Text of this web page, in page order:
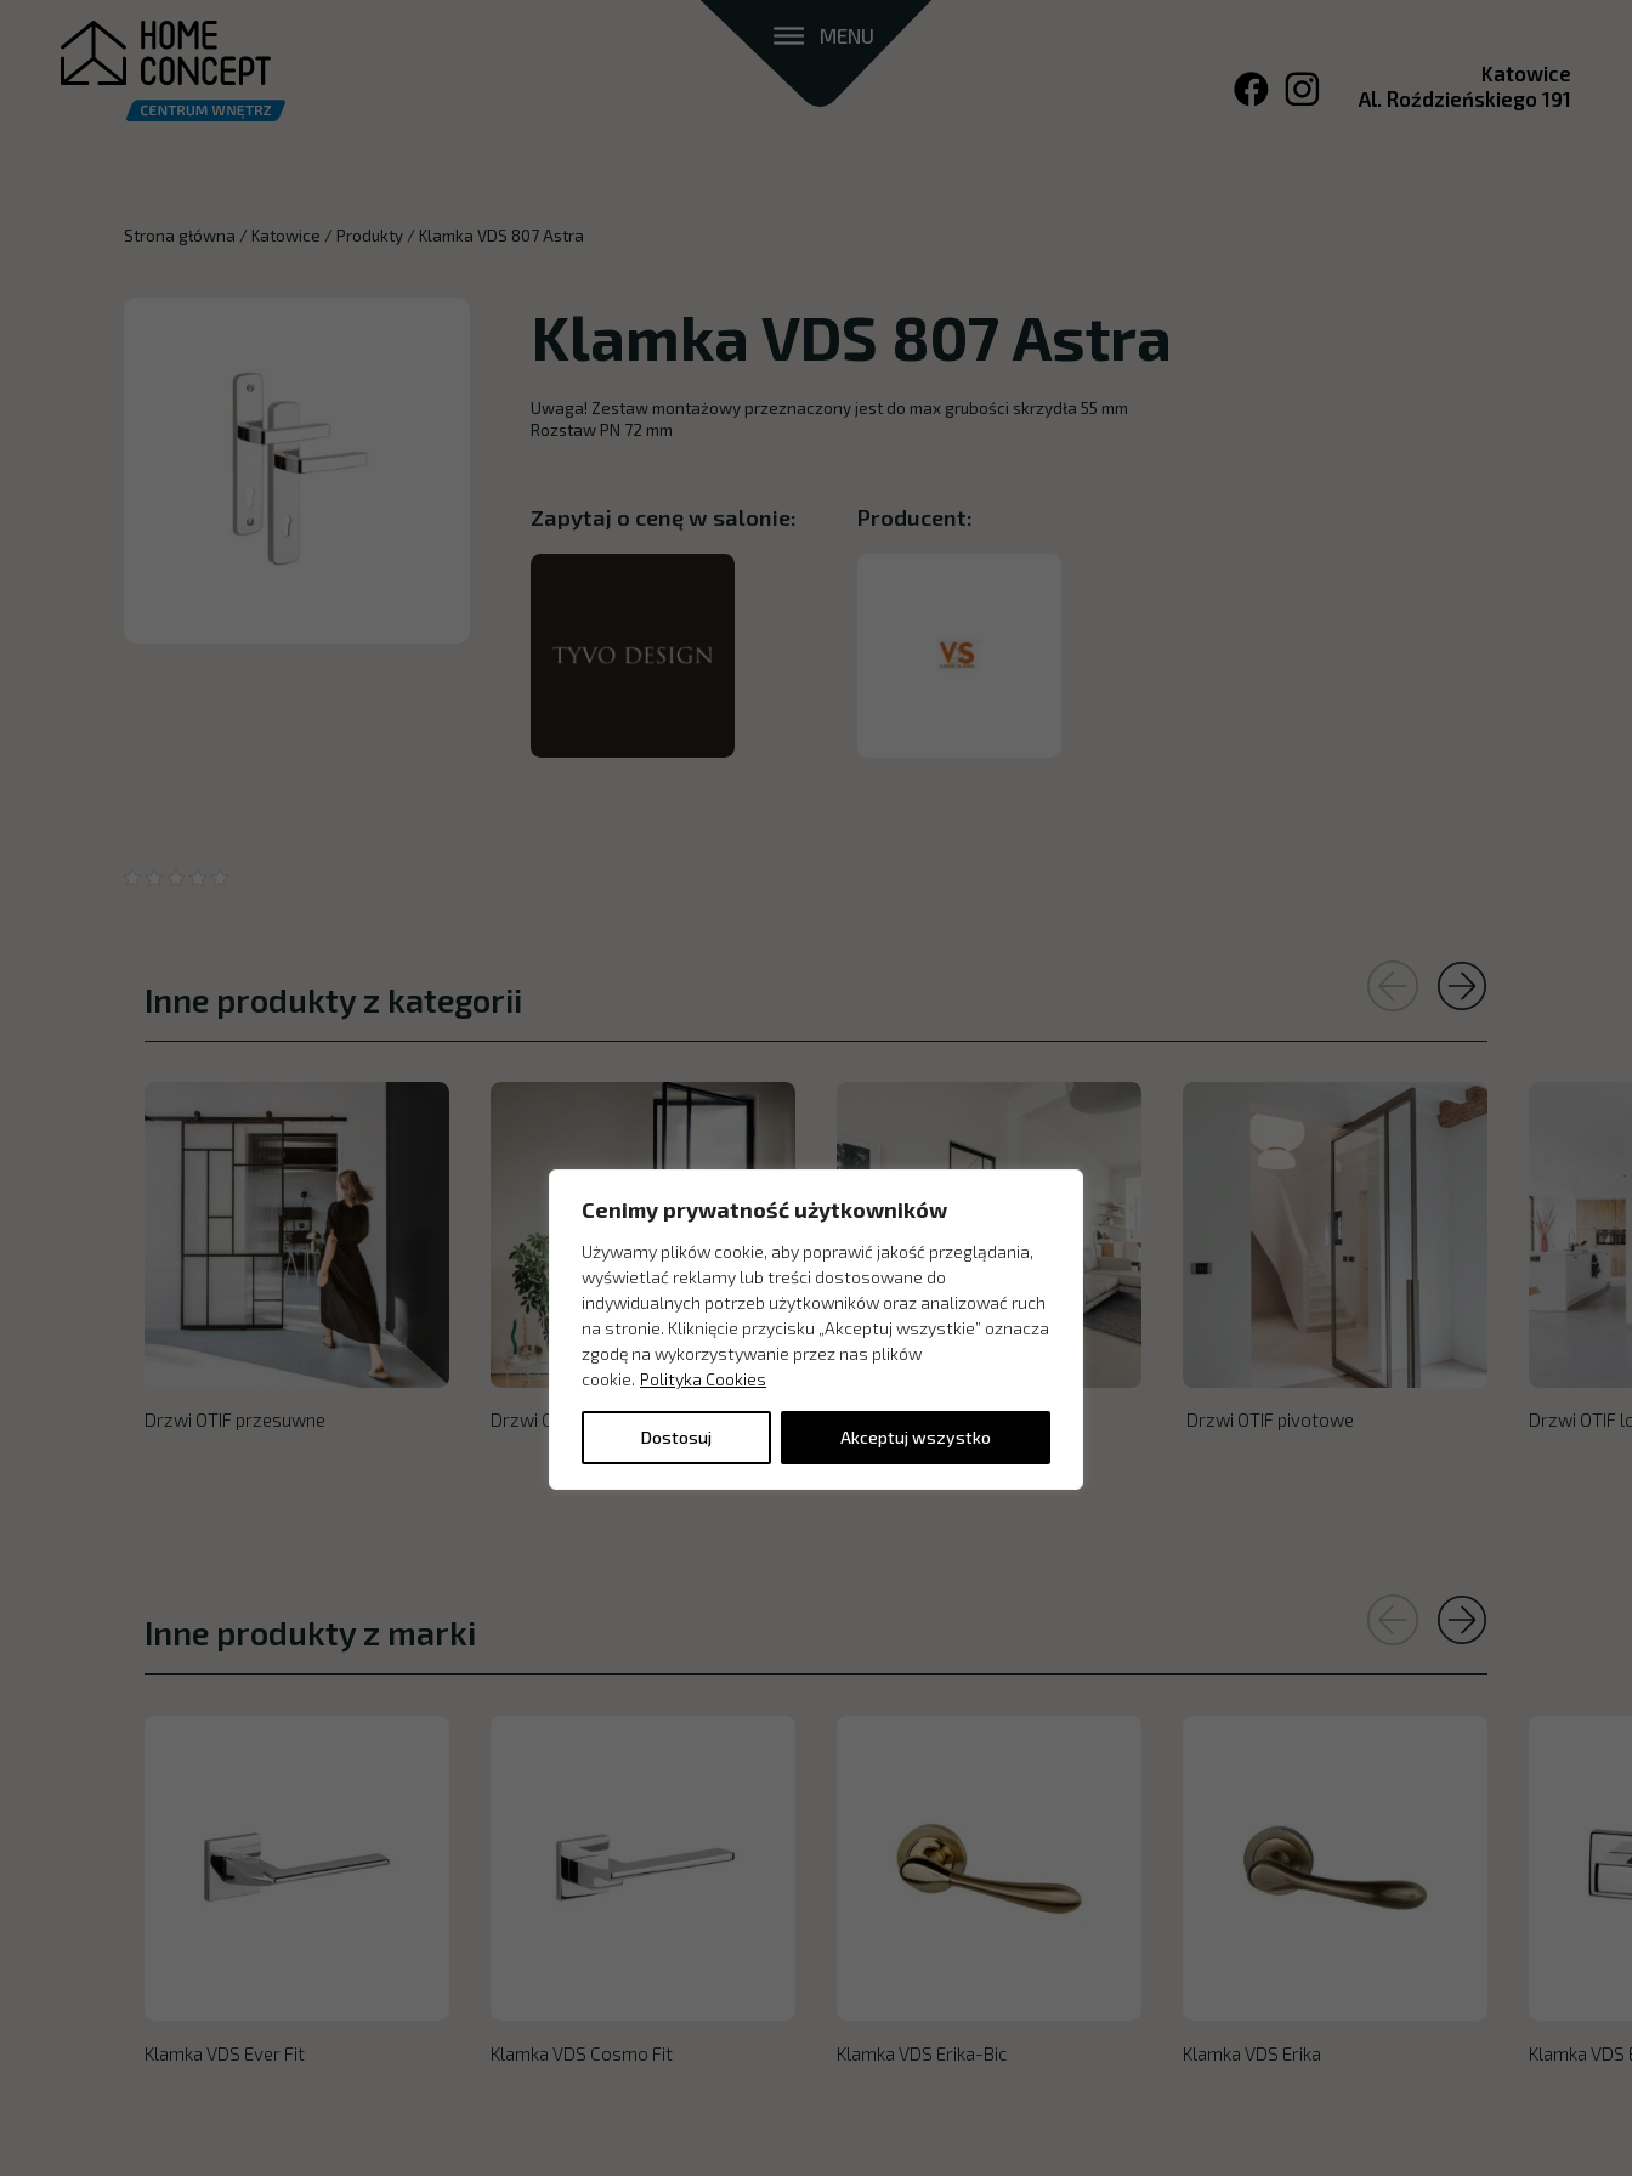
Cenimy prywatność użytkowników
Używamy plików cookie, aby poprawić jakość przeglądania,
wyświetlać reklamy lub treści dostosowane do
indywidualnych potrzeb użytkowników oraz analizować ruch
na stronie. Kliknięcie przycisku „Akceptuj wszystkie” oznacza
zgodę na wykorzystywanie przez nas plików
cookie. Polityka Cookies
Dostosuj Akceptuj wszystko
MENU
Katowice
Al. Roździeńskiego 191
Strona główna / Katowice /Produkty / Klamka VDS 807 Astra
Klamka VDS 807 Astra
Uwaga! Zestaw montażowy przeznaczony jest do max grubości skrzydła 55 mm
Rozstaw PN 72 mm
Zapytaj o cenę w salonie: Producent:
Inne produkty z kategorii
Drzwi OTIF przesuwne Drzwi OTIF Vida Pano Drzwi OTIF pivotowe Drzwi OTIF
Inne produkty z marki
Klamka VDS Ever Fit Klamka VDS Cosmo Fit Klamka VDS Erika-Bic Klamka VDS Erika Klamka VDS